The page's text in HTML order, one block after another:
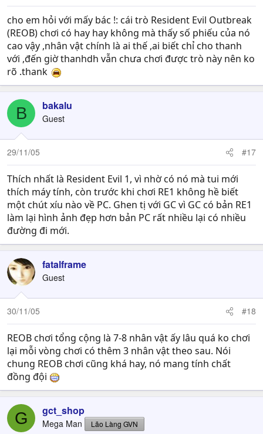
cho em hỏi với mấy bác !: cái trò Resident Evil Outbreak
(REOB) chơi có hay hay không mà thấy số phiếu của nó
cao vậy ,nhân vật chính là ai thế ,ai biết chỉ cho thanh
với ,đến giờ thanhdh vẫn chưa chơi được trò này nên ko
rõ .thank
B bakalu
Guest
29/11/05 #17
Thích nhất là Resident Evil 1, vì nhờ có nó mà tui mới
thích máy tính, còn trước khi chơi RE1 không hề biết
một chút xíu nào về PC. Ghen tị với GC vì GC có bản RE1
làm lại hình ảnh đẹp hơn bản PC rất nhiều lại có nhiều
đường đi mới.
fatalframe
Guest
30/11/05 #18
REOB chơi tổng cộng là 7-8 nhân vật ấy lâu quá ko chơi
lại mỗi vòng chơi có thêm 3 nhân vật theo sau. Nói
chung REOB chơi cũng khá hay, nó mang tính chất
đồng đội
G gct_shop
Mega Man Lão Làng GVN